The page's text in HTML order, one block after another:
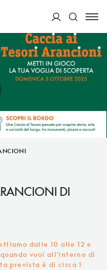
Cerca
DI
dalle 10 alle 12 e
vuoi all'interno di
prevista è di circa 1